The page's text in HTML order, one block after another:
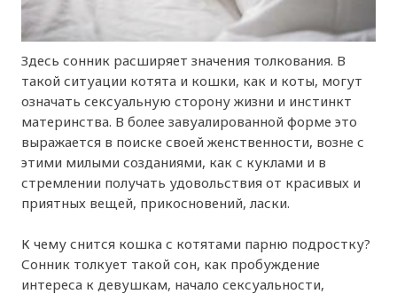
Здесь сонник расширяет значения толкования. В
такой ситуации котята и кошки, как и коты, могут
означать сексуальную сторону жизни и инстинкт
материнства. В более завуалированной форме это
выражается в поиске своей женственности, возне с
этими милыми созданиями, как с куклами и в
стремлении получать удовольствия от красивых и
приятных вещей, прикосновений, ласки.
К чему снится кошка с котятами парню подростку?
Сонник толкует такой сон, как пробуждение
интереса к девушкам, начало сексуальности,